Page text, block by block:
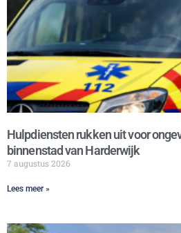
Hulpdiensten rukken uit voor
binnenstad van Harderwijk
7 augustus 2026
Lees meer »